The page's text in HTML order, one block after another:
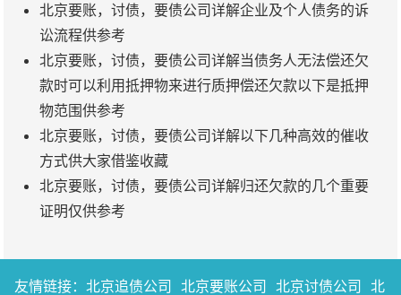
北京要账，讨债，要债公司详解企业及个人债务的诉
讼流程供参考
北京要账，讨债，要债公司详解当债务人无法偿还欠
款时可以利用抵押物来进行质押偿还欠款以下是抵押
物范围供参考
北京要账，讨债，要债公司详解以下几种高效的催收
方式供大家借鉴收藏
北京要账，讨债，要债公司详解归还欠款的几个重要
证明仅供参考
友情链接： 北京追债公司 北京要账公司 北京讨债公司 北